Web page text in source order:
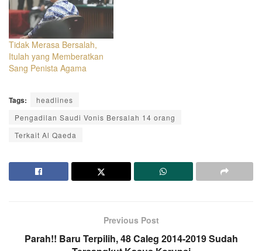
Tidak Merasa Bersalah,
Itulah yang Memberatkan
Sang Penista Agama
Tags:
headlines
Pengadilan Saudi Vonis Bersalah 14 orang
Terkait Al Qaeda
Previous Post
Parah!! Baru Terpilih, 48 Caleg 2014-2019 Sudah